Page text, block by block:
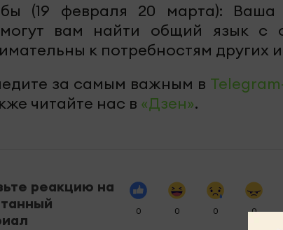
(19 февраля 20 марта): Ваша
вам найти общий язык с
к потребностям других
за самым важным в
читайте нас в «Дзен».
реакцию на
0 0 0 0